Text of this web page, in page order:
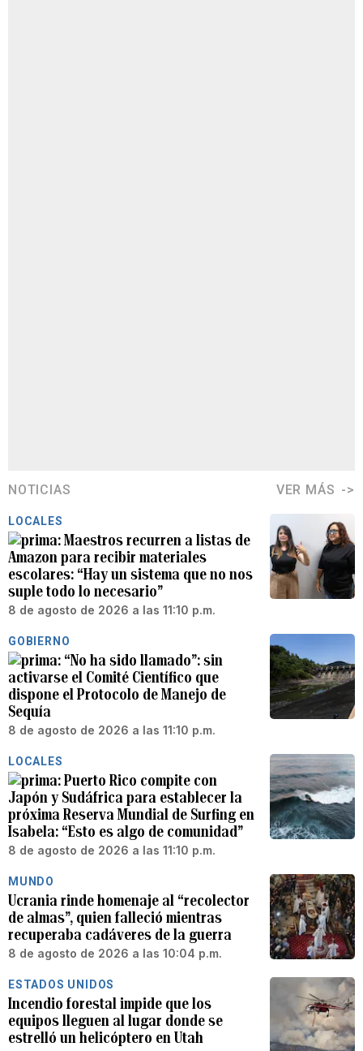
NOTICIAS VER MÁS
LOCALES
Maestros recurren a listas de
Amazon para recibir materiales
escolares: “Hay un sistema que no nos
suple todo lo necesario”
8 de agosto de 2026 a las 11:10 p.m.
GOBIERNO
“No ha sido llamado”: sin
activarse el Comité Científico que
dispone el Protocolo de Manejo de
Sequía
8 de agosto de 2026 a las 11:10 p.m.
LOCALES
Puerto Rico compite con
Japón y Sudáfrica para establecer la
próxima Reserva Mundial de Surfing en
Isabela: “Esto es algo de comunidad”
8 de agosto de 2026 a las 11:10 p.m.
MUNDO
Ucrania rinde homenaje al “recolector
de almas”, quien falleció mientras
recuperaba cadáveres de la guerra
8 de agosto de 2026 a las 10:04 p.m.
ESTADOS UNIDOS
Incendio forestal impide que los
equipos lleguen al lugar donde se
estrelló un helicóptero en Utah